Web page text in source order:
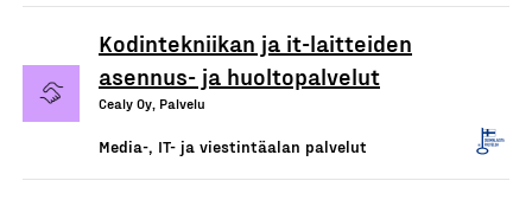
Kodintekniikan ja it-laitteiden
asennus- ja huoltopalvelut
Cealy Oy, Palvelu
Media-, IT- ja viestintäalan palvelut